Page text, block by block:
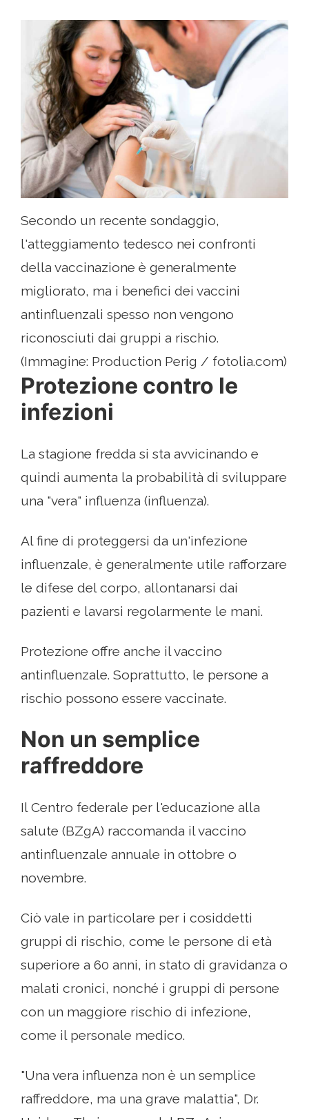
Secondo un recente sondaggio,
l'atteggiamento tedesco nei confronti
della vaccinazione è generalmente
migliorato, ma i benefici dei vaccini
antinfluenzali spesso non vengono
riconosciuti dai gruppi a rischio.
(Immagine: Production Perig / fotolia.com)
Protezione contro le
infezioni
La stagione fredda si sta avvicinando e
quindi aumenta la probabilità di sviluppare
una "vera" influenza (influenza).
Al fine di proteggersi da un'infezione
influenzale, è generalmente utile rafforzare
le difese del corpo, allontanarsi dai
pazienti e lavarsi regolarmente le mani.
Protezione offre anche il vaccino
antinfluenzale. Soprattutto, le persone a
rischio possono essere vaccinate.
Non un semplice
raffreddore
Il Centro federale per l'educazione alla
salute (BZgA) raccomanda il vaccino
antinfluenzale annuale in ottobre o
novembre.
Ciò vale in particolare per i cosiddetti
gruppi di rischio, come le persone di età
superiore a 60 anni, in stato di gravidanza o
malati cronici, nonché i gruppi di persone
con un maggiore rischio di infezione,
come il personale medico.
"Una vera influenza non è un semplice
raffreddore, ma una grave malattia", Dr.